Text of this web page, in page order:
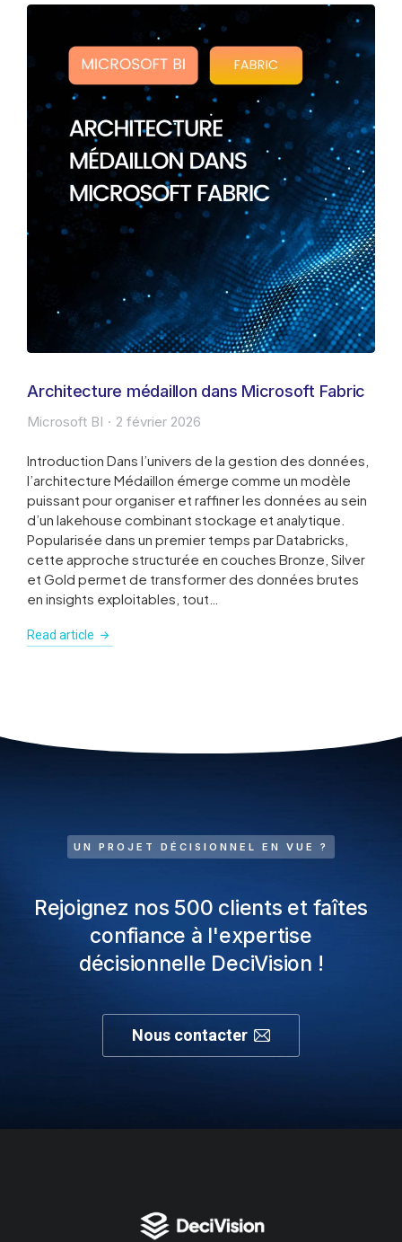
Architecture médaillon dans Microsoft Fabric
Microsoft BI 2 février 2026
Introduction Dans l’univers de la gestion des données,
l’architecture Médaillon émerge comme un modèle
puissant pour organiser et raffiner les données au sein
d’un lakehouse combinant stockage et analytique.
Popularisée dans un premier temps par Databricks,
cette approche structurée en couches Bronze, Silver
et Gold permet de transformer des données brutes
en insights exploitables, tout…
Read article
UN PROJET DÉCISIONNEL EN VUE ?
Rejoignez nos 500 clients et faîtes
confiance à l'expertise
décisionnelle DeciVision !
Nous contacter